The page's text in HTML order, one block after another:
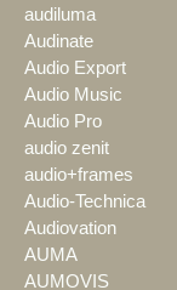
audiluma
Audinate
Audio Export
Audio Music
Audio Pro
audio zenit
audio+frames
Audio-Technica
Audiovation
AUMA
AUMOVIS